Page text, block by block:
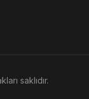
saklıdır.